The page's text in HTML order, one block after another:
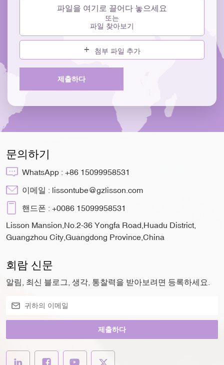
파일을 여기로 끌어다 놓으세요
또는
파일 찾아보기
첨부 파일 추가
제출하다
문의하기
WhatsApp : +86 15099958531
이메일 : lissontube@gzlisson.com
핸드폰 : +0086 15099958531
Lisson Mansion,No.2-36 Yongfa Road,Huadu District,
Guangzhou City,Guangdong Province,China
회람 신문
알림, 최신 블로그, 생각, 통찰력을 받아보려면 등록하세요.
제출하다